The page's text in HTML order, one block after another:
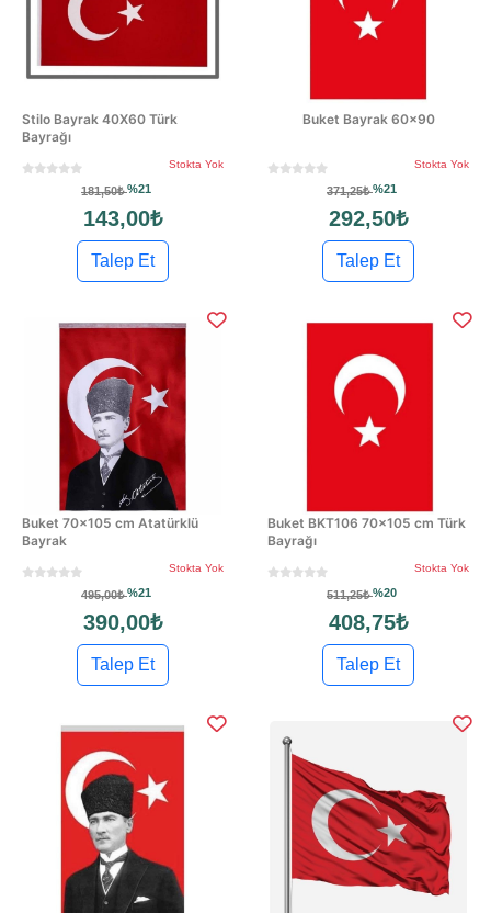
Stilo Bayrak 40X60 Türk
Bayrağı
Stokta Yok
181,50₺%21
143,00₺
Talep Et
Buket Bayrak 60x90
Stokta Yok
371,25₺%21
292,50₺
Talep Et
Buket 70x105 cm Atatürklü
Bayrak
Stokta Yok
495,00₺%21
390,00₺
Talep Et
Buket BKT106 70x105 cm Türk
Bayrağı
Stokta Yok
511,25₺%20
408,75₺
Talep Et